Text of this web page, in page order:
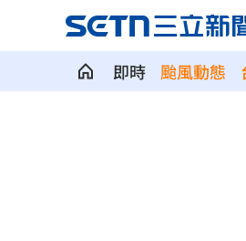
即時 颱風動態